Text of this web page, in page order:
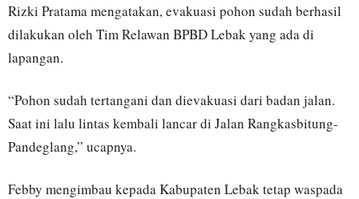
Rizki Pratama mengatakan, evakuasi pohon sudah berhasil
dilakukan oleh Tim Relawan BPBD Lebak yang ada di
lapangan.
“Pohon sudah tertangani dan dievakuasi dari badan jalan.
Saat ini lalu lintas kembali lancar di Jalan Rangkasbitung-
Pandeglang,” ucapnya.
Febby mengimbau kepada Kabupaten Lebak tetap waspada